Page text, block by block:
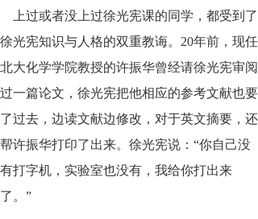
上过或者没上过徐光宪课的同学，都受到了
徐光宪知识与人格的双重教诲。20年前，现任
北大化学学院教授的许振华曾经请徐光宪审阅
过一篇论文，徐光宪把他相应的参考文献也要
了过去，边读文献边修改，对于英文摘要，还
帮许振华打印了出来。徐光宪说：“你自己没
有打字机，实验室也没有，我给你打出来
了。”